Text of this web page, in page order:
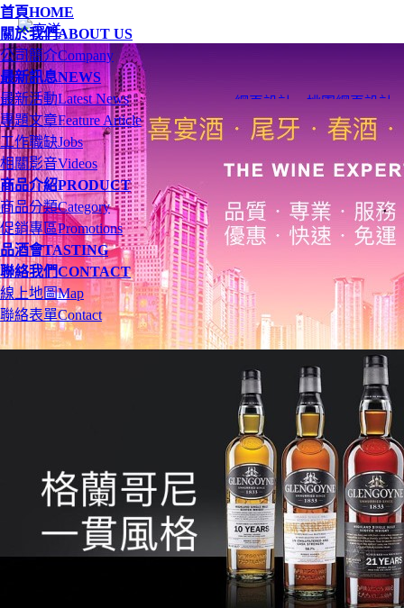
首頁HOME
關於我們ABOUT US
公司簡介Company
最新訊息NEWS
最新活動Latest News
專題文章Feature Article
工作職缺Jobs
相關影音Videos
商品介紹PRODUCT
商品分類Category
促銷專區Promotions
品酒會TASTING
聯絡我們CONTACT
線上地圖Map
聯絡表單Contact
網頁設計 桃園網頁設計